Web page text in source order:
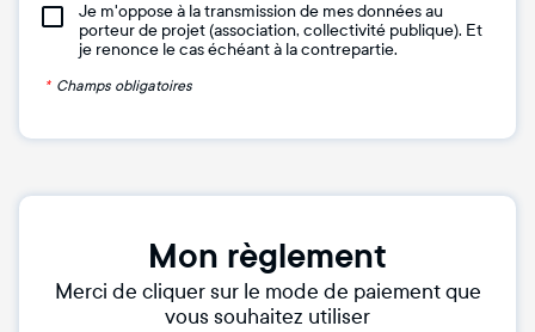
Je m'oppose à la transmission de mes données au
porteur de projet (association, collectivité publique). Et
je renonce le cas échéant à la contrepartie.
* Champs obligatoires
Mon règlement
Merci de cliquer sur le mode de paiement que
vous souhaitez utiliser